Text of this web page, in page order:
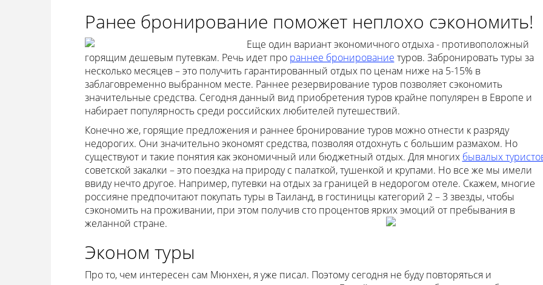
Ранее бронирование поможет неплохо сэкономить!
Еще один вариант экономичного отдыха - противоположный
горящим дешевым путевкам. Речь идет про раннее бронирование туров. Забронировать туры за
несколько месяцев – это получить гарантированный отдых по ценам ниже на 5-15% в
заблаговременно выбранном месте. Раннее резервирование туров позволяет сэкономить
значительные средства. Сегодня данный вид приобретения туров крайне популярен в Европе и
набирает популярность среди российских любителей путешествий.
Конечно же, горящие предложения и раннее бронирование туров можно отнести к разряду
недорогих. Они значительно экономят средства, позволяя отдохнуть с большим размахом. Но
существуют и такие понятия как экономичный или бюджетный отдых. Для многих бывалых
советской закалки – это поездка на природу с палаткой, тушенкой и крупами. Но все же мы имели
ввиду нечто другое. Например, путевки на отдых за границей в недорогом отеле. Скажем, многие
россияне предпочитают покупать туры в Таиланд, в гостиницы категорий 2 – 3 звезды, чтобы
сэкономить на проживании, при этом получив сто процентов ярких эмоций от пребывания в
желанной стране.
Эконом туры
Про то, чем интересен сам Мюнхен, я уже писал. Поэтому сегодня не буду повторяться и